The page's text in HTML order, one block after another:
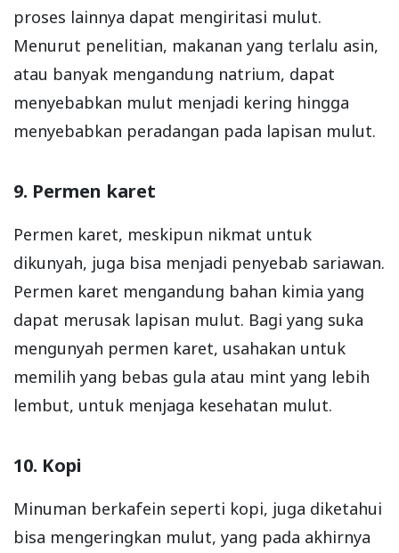
proses lainnya dapat mengiritasi mulut.
Menurut penelitian, makanan yang terlalu asin,
atau banyak mengandung natrium, dapat
menyebabkan mulut menjadi kering hingga
menyebabkan peradangan pada lapisan mulut.
9. Permen karet
Permen karet, meskipun nikmat untuk
dikunyah, juga bisa menjadi penyebab sariawan.
Permen karet mengandung bahan kimia yang
dapat merusak lapisan mulut. Bagi yang suka
mengunyah permen karet, usahakan untuk
memilih yang bebas gula atau mint yang lebih
lembut, untuk menjaga kesehatan mulut.
10. Kopi
Minuman berkafein seperti kopi, juga diketahui
bisa mengeringkan mulut, yang pada akhirnya